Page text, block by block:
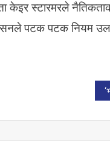
केइर स्टारमरले
पटक पटक नियम